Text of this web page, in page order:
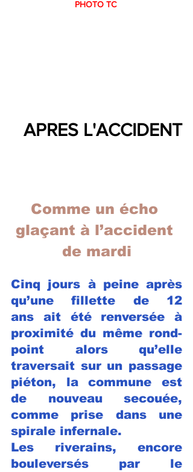
PHOTO TC
APRES L'ACCIDENT
Comme un écho
glaçant à l’accident
de mardi
Cinq jours à peine après
qu’une fillette de 12
ans ait été renversée à
proximité du même rond-
point alors qu’elle
traversait sur un passage
piéton, la commune est
de nouveau secouée,
comme prise dans une
spirale infernale.
Les riverains, encore
bouleversés par le